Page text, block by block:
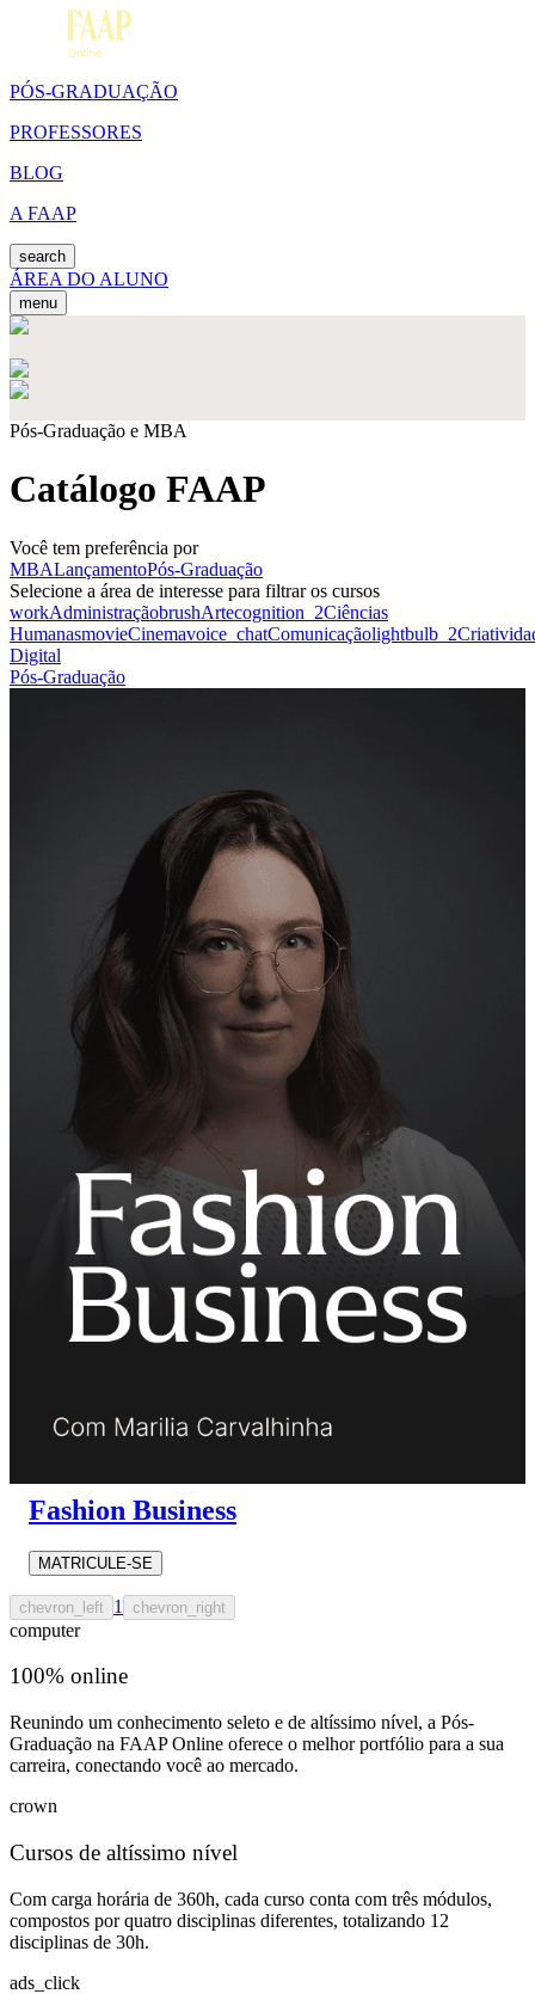
PÓS-GRADUAÇÃO
PROFESSORES
BLOG
A FAAP
search
ÁREA DO ALUNO
menu
Pós-Graduação e MBA
Catálogo FAAP
Você tem preferência por
MBALançamentoPós-Graduação
Selecione a área de interesse para filtrar os cursos
workAdministraçãobrushArtecognition_2Ciências
HumanasmovieCinemavoice_chatComunicaçãolightbulb_2
Digital
Pós-Graduação
Fashion Business
MATRICULE-SE
chevron_left 1 chevron_right
computer
100% online
Reunindo um conhecimento seleto e de altíssimo nível, a Pós-
Graduação na FAAP Online oferece o melhor portfólio para a sua
carreira, conectando você ao mercado.
crown
Cursos de altíssimo nível
Com carga horária de 360h, cada curso conta com três módulos,
compostos por quatro disciplinas diferentes, totalizando 12
disciplinas de 30h.
ads_click